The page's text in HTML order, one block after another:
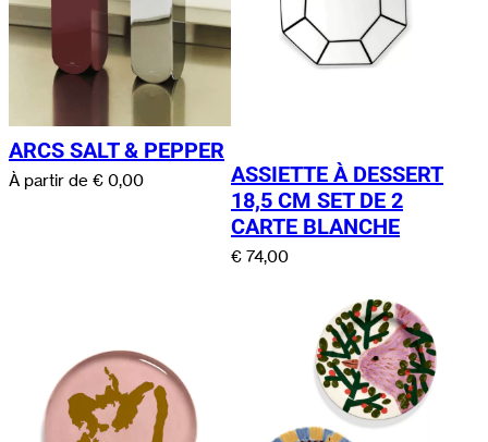
ARCS SALT & PEPPER
À partir de € 0,00
ASSIETTE À DESSERT
18,5 CM SET DE 2
CARTE BLANCHE
€ 74,00